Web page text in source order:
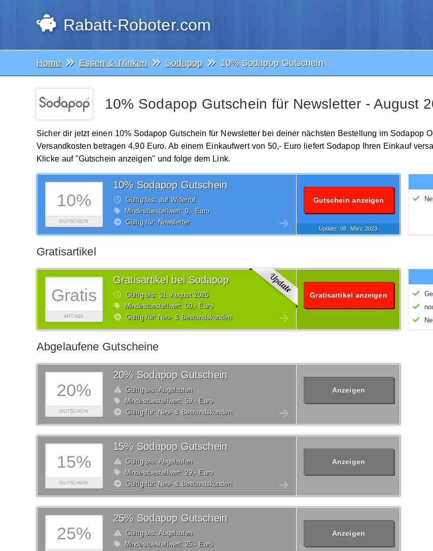
Rabatt-Roboter.com
Home Essen & Trinken Sodapop 10% Sodapop Gutschein
10% Sodapop Gutschein für Newsletter - August
Sicher dir jetzt einen 10% Sodapop Gutschein für Newsletter bei deiner nächsten Bestellung im Sodapop
Versandkosten betragen 4,90 Euro. Ab einem Einkaufwert von 50,- Euro liefert Sodapop Ihren Einkauf
Klicke auf "Gutschein anzeigen" und folge dem Link.
10%
GUTSCHEIN
10% Sodapop Gutschein
Gültig bis: auf Widerruf
Mindestbestellwert: 0,- Euro
Gültig für: Newsletter
Gutschein anzeigen
Update: 08. März 2023
Gratisartikel
Gratis
ARTIKEL
Gratisartikel bei Sodapop
Gültig bis: 31. August2026
Mindestbestellwert: 50,- Euro
Gültig für: Neu- & Bestandskunden
Gratisartikel anzeigen
Abgelaufene Gutscheine
20%
GUTSCHEIN
20% Sodapop Gutschein
Gültig bis: Abgelaufen
Mindestbestellwert: 59,- Euro
Gültig für: Neu- & Bestandskunden
Anzeigen
15%
GUTSCHEIN
15% Sodapop Gutschein
Gültig bis: Abgelaufen
Mindestbestellwert: 29,- Euro
Gültig für: Neu- & Bestandskunden
Anzeigen
25%
25% Sodapop Gutschein
Gültig bis: Abgelaufen
Mindestbestellwert: 25,- Euro
Anzeigen